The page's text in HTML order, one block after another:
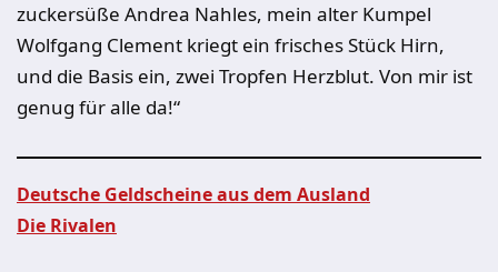
zuckersüße Andrea Nahles, mein alter Kumpel
Wolfgang Clement kriegt ein frisches Stück Hirn,
und die Basis ein, zwei Tropfen Herzblut. Von mir ist
genug für alle da!“
Deutsche Geldscheine aus dem Ausland
Die Rivalen